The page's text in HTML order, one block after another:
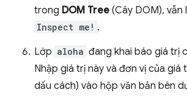
trong DOM Tree (Cây DOM), vẫn
Inspect me! .
Lớp aloha đang khai báo giá trị
Nhập giá trị này và đơn vị của giá
dấu cách) vào hộp văn bản bên